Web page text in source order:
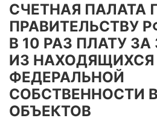
СЧЕТНАЯ ПАЛАТА
ПРАВИТЕЛЬСТВУ
В 10 РАЗ ПЛАТУ
ИЗ НАХОДЯЩИХСЯ
ФЕДЕРАЛЬНОЙ
СОБСТВЕННОСТИ
ОБЪЕКТОВ